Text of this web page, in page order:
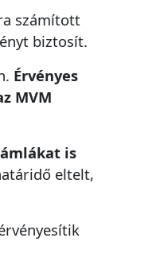
hibák
a
számított
biztosít.
Érvényes
MVM
is
eltelt,